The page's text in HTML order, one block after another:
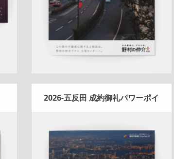
詳しく見る
2026-五反田 成約御礼パワーポイ